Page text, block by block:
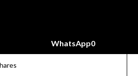
WhatsApp0